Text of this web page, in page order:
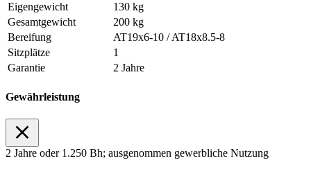
Eigengewicht
130 kg
Gesamtgewicht
200 kg
Bereifung
AT19x6-10 / AT18x8.5-8
Sitzplätze
1
Garantie
2 Jahre
Gewährleistung
2 Jahre oder 1.250 Bh; ausgenommen gewerbliche Nutzung